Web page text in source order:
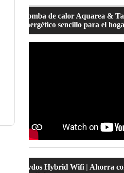
Bomba de calor Aquarea &
energético sencillo para el
Lydos Hybrid Wifi | Ahorra